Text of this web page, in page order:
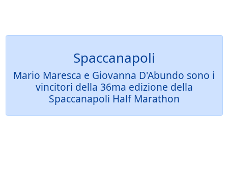
Spaccanapoli
Mario Maresca e Giovanna D'Abundo sono i
vincitori della 36ma edizione della
Spaccanapoli Half Marathon